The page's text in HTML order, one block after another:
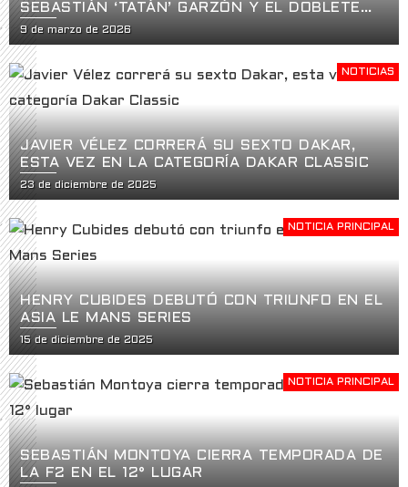
SEBASTIÁN ‘TATÁN’ GARZÓN Y EL DOBLETE
HISTÓRICO EN LA APERTURA DE LA USF2000
EN ST. PETERSBURG
9 de marzo de 2026
NOTICIAS
JAVIER VÉLEZ CORRERÁ SU SEXTO DAKAR,
ESTA VEZ EN LA CATEGORÍA DAKAR CLASSIC
23 de diciembre de 2025
NOTICIA PRINCIPAL
HENRY CUBIDES DEBUTÓ CON TRIUNFO EN EL
ASIA LE MANS SERIES
15 de diciembre de 2025
NOTICIA PRINCIPAL
SEBASTIÁN MONTOYA CIERRA TEMPORADA DE
LA F2 EN EL 12° LUGAR